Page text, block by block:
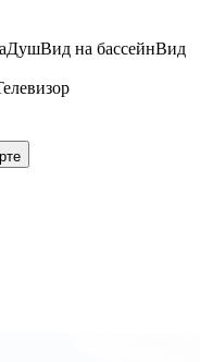
ДушВид на бассейнВид